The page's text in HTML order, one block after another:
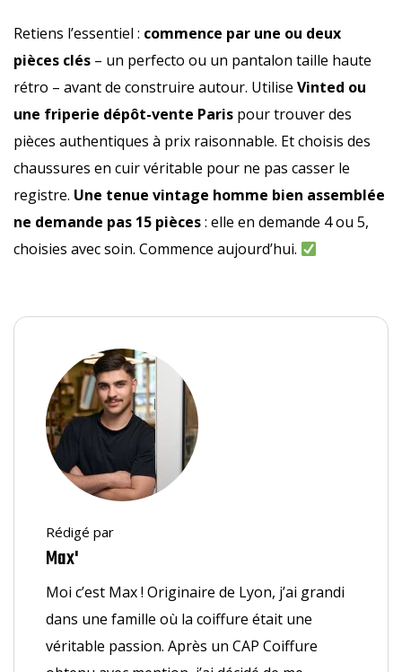
Retiens l’essentiel : commence par une ou deux
pièces clés – un perfecto ou un pantalon taille haute
rétro – avant de construire autour. Utilise Vinted ou
une friperie dépôt-vente Paris pour trouver des
pièces authentiques à prix raisonnable. Et choisis des
chaussures en cuir véritable pour ne pas casser le
registre. Une tenue vintage homme bien assemblée
ne demande pas 15 pièces: elle en demande 4 ou 5,
choisies avec soin. Commence aujourd’hui.
Rédigé par
Max'
Moi c’est Max ! Originaire de Lyon, j’ai grandi
dans une famille où la coiffure était une
véritable passion. Après un CAP Coiffure